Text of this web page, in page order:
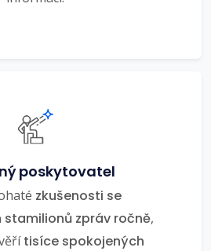
poskytovatel
zkušenosti se
zpráv ročně,
tisíce spokojených